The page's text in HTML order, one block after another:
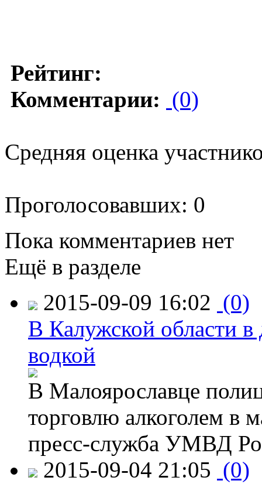
Рейтинг:
Комментарии: (0)
Средняя оценка
Проголосовавших: 0
Пока комментариев нет
Ещё в разделе
2015-09-09 16:02 (0)
В Калужской области в
водкой
В Малоярославце
торговлю алкоголем в
пресс-служба УМВД
2015-09-04 21:05 (0)